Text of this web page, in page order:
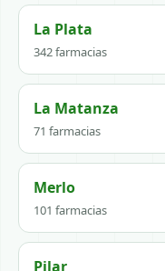
La Plata
342 farmacias
La Matanza
71 farmacias
Merlo
101 farmacias
Pilar